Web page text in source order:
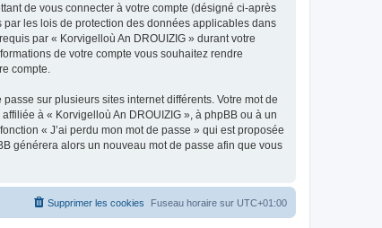
de vous connecter à votre compte (désigné ci-après
les lois de protection des données applicables dans
par « Korvigelloù An DROUIZIG » durant votre
de votre compte vous souhaitez rendre
compte.
sur plusieurs sites internet différents. Votre mot de
à « Korvigelloù An DROUIZIG », à phpBB ou à un
« J’ai perdu mon mot de passe » qui est proposée
générera alors un nouveau mot de passe afin que vous
Fuseau horaire sur UTC+01:00
Supprimer les cookies